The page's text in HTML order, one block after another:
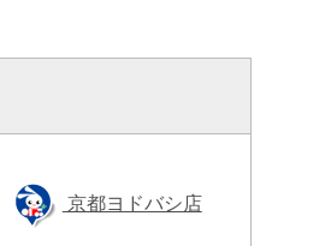
京都ヨドバシ店